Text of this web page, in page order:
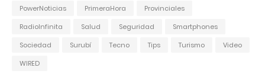
PowerNoticias
PrimeraHora
Provinciales
RadioInfinita
Salud Seguridad
Smartphones
Sociedad
Surubí Tecno Tips Turismo
Video
WIRED